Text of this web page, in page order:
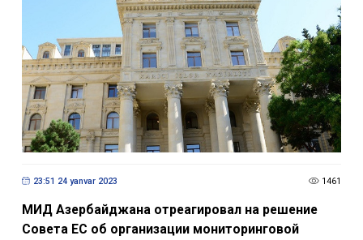
23:51 24 yanvar 2023 1461
МИД Азербайджана отреагировал на решение
Совета ЕС об организации мониторинговой